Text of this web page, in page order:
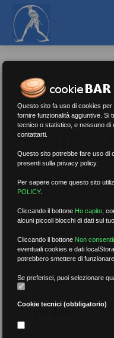
Servizi per gli
Nessun risultato.Rimuovi
per data
Questo sito fa uso di cookies
fornire funzionalità aggiuntive. Si
tecnico o statistico, e nessuno di
contattarti.
Questo sito potrebbe fare uso di
presenti sulla privacy policy.
Per sapere come questo sito
POLICY.
Cliccando il bottone Ho capito ,
alcuni piccoli blocchi di dati sul
Cliccando il bottone Non
eventuali cookies e dati
potrebbero smettere di
Se preferisci, puoi selezionare
Cookie tecnici (obbligatorio)